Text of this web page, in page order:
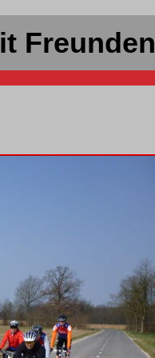
Freunden